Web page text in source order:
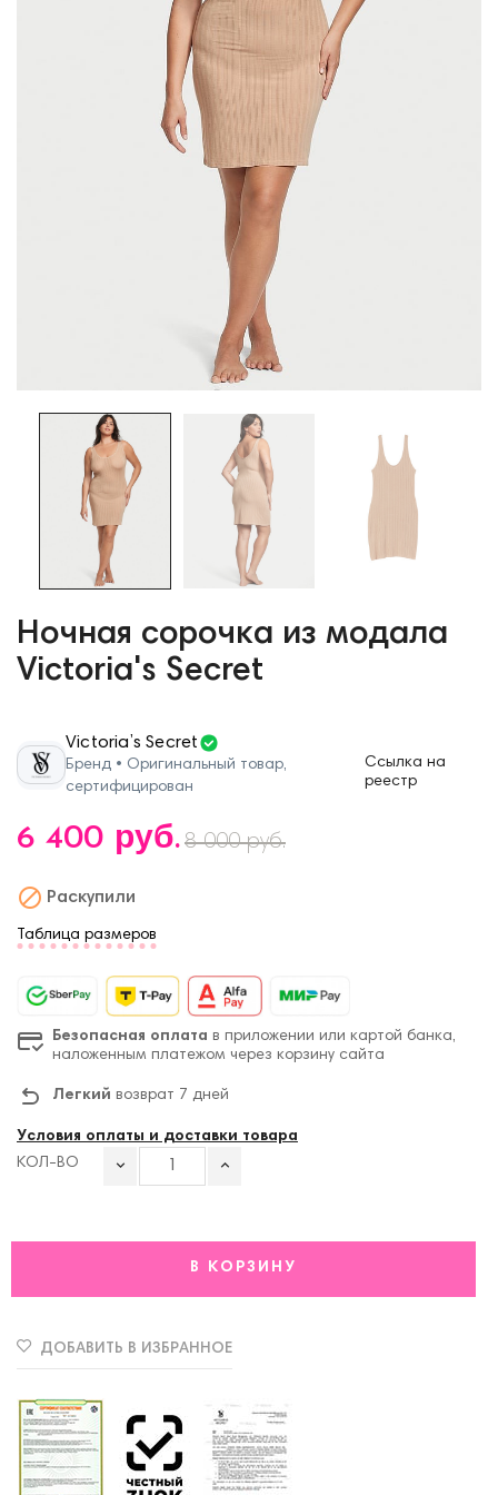
Ночная сорочка из модала
Victoria's Secret
Victoria’s Secret
Бренд • Оригинальный товар,
сертифицирован
Ссылка на
реестр
6 400 руб. 8 000 руб.
 Раскупили
Таблица размеров
Безопасная оплата в приложении или картой банка,
наложенным платежом через корзину сайта
Легкий возврат 7 дней
Условия оплаты и доставки товара
КОЛ-ВО
В КОРЗИНУ
ДОБАВИТЬ В ИЗБРАННОЕ